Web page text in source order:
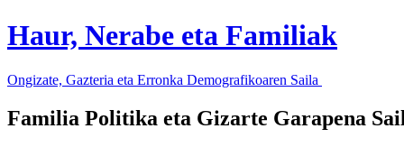
Haur, Nerabe eta Familiak
Ongizate, Gazteria eta Erronka Demografikoaren Saila
Familia Politika eta Gizarte Garapena